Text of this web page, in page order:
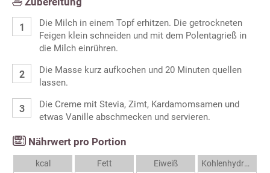
Die Milch in einem Topf erhitzen. Die getrockneten
Feigen klein schneiden und mit dem Polentagrieß in
die Milch einrühren.
Die Masse kurz aufkochen und 20 Minuten quellen
lassen.
Die Creme mit Stevia, Zimt, Kardamomsamen und
etwas Vanille abschmecken und servieren.
Nährwert pro Portion
kcal
Fett
Eiweiß
Kohlenhydrate